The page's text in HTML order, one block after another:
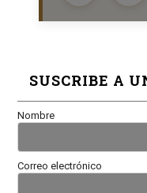
SUSCRIBE A
Nombre
Correo electrónico